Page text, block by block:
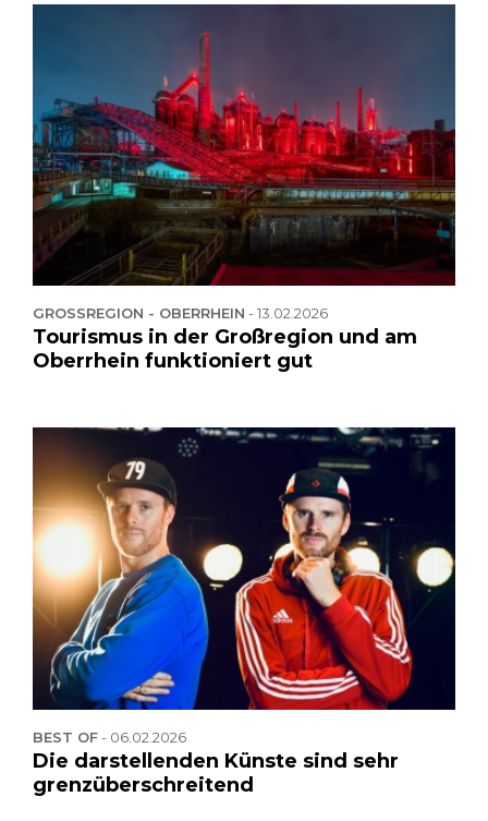
GROSSREGION - OBERRHEIN -13.02.2026
Tourismus in der Großregion und am
Oberrhein funktioniert gut
BEST OF- 06.02.2026
Die darstellenden Künste sind sehr
grenzüberschreitend